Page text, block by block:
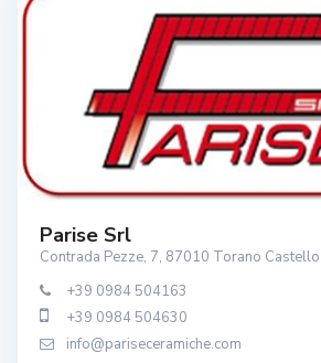
Parise Srl
Contrada Pezze, 7, 87010 Torano
+39 0984 504163
+39 0984 504630
info@pariseceramiche.com